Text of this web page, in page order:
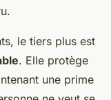
le tiers plus est
. Elle protège
une prime